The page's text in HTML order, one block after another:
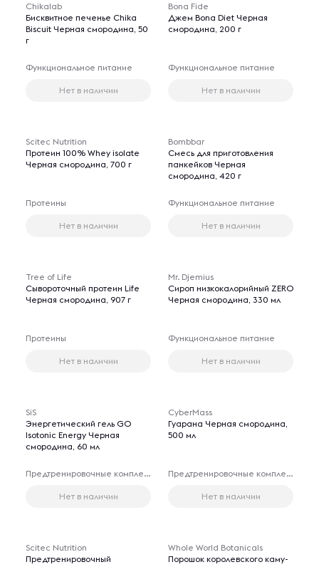
Chikalab
Бисквитное печенье Chika
Biscuit Черная смородина, 50
г
Функциональное питание
Нет в наличии
Bona Fide
Джем Bona Diet Черная
смородина, 200 г
Функциональное питание
Нет в наличии
Scitec Nutrition
Протеин 100% Whey isolate
Черная смородина, 700 г
Протеины
Нет в наличии
Bombbar
Смесь для приготовления
панкейков Черная
смородина, 420 г
Функциональное питание
Нет в наличии
Tree of Life
Сывороточный протеин Life
Черная смородина, 907 г
Протеины
Нет в наличии
Mr. Djemius
Сироп низкокалорийный ZERO
Черная смородина, 330 мл
Функциональное питание
Нет в наличии
SiS
Энергетический гель GO
Isotonic Energy Черная
смородина, 60 мл
Предтренировочные комплексы
Нет в наличии
CyberMass
Гуарана Черная смородина,
500 мл
Предтренировочные комплексы
Нет в наличии
Scitec Nutrition
Предтренировочный
Whole World Botanicals
Порошок королевского каму-